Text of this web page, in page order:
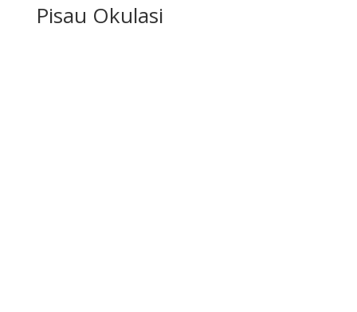
Pisau Okulasi